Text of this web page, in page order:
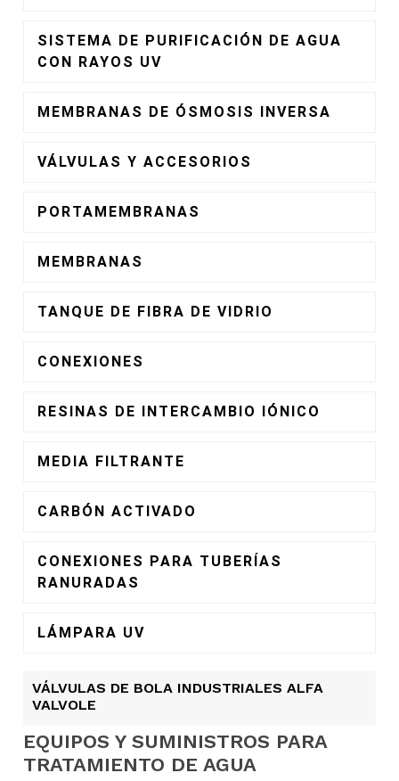
SISTEMA DE PURIFICACIÓN DE AGUA
CON RAYOS UV
MEMBRANAS DE ÓSMOSIS INVERSA
VÁLVULAS Y ACCESORIOS
PORTAMEMBRANAS
MEMBRANAS
TANQUE DE FIBRA DE VIDRIO
CONEXIONES
RESINAS DE INTERCAMBIO IÓNICO
MEDIA FILTRANTE
CARBÓN ACTIVADO
CONEXIONES PARA TUBERÍAS
RANURADAS
LÁMPARA UV
VÁLVULAS DE BOLA INDUSTRIALES ALFA
VALVOLE
EQUIPOS Y SUMINISTROS PARA
TRATAMIENTO DE AGUA